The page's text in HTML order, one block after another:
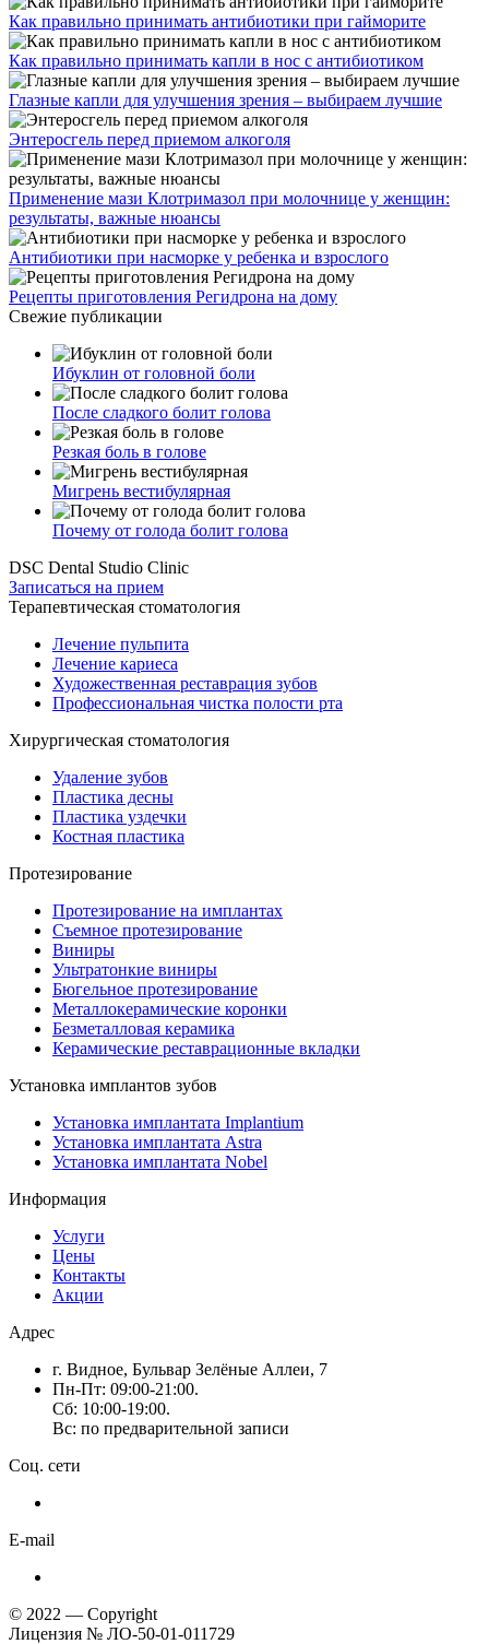
Как правильно принимать антибиотики при гайморите
Как правильно принимать капли в нос с антибиотиком
Глазные капли для улучшения зрения – выбираем лучшие
Энтеросгель перед приемом алкоголя
Применение мази Клотримазол при молочнице у женщин:
результаты, важные нюансы
Антибиотики при насморке у ребенка и взрослого
Рецепты приготовления Регидрона на дому
Свежие публикации
Ибуклин от головной боли
После сладкого болит голова
Резкая боль в голове
Мигрень вестибулярная
Почему от голода болит голова
DSC Dental Studio Clinic
Записаться на прием
Терапевтическая стоматология
Лечение пульпита
Лечение кариеса
Художественная реставрация зубов
Профессиональная чистка полости рта
Хирургическая стоматология
Удаление зубов
Пластика десны
Пластика уздечки
Костная пластика
Протезирование
Протезирование на имплантах
Съемное протезирование
Виниры
Ультратонкие виниры
Бюгельное протезирование
Металлокерамические коронки
Безметалловая керамика
Керамические реставрационные вкладки
Установка имплантов зубов
Установка имплантата Implantium
Установка имплантата Astra
Установка имплантата Nobel
Информация
Услуги
Цены
Контакты
Акции
Адрес
г. Видное, Бульвар Зелёные Аллеи, 7
Пн-Пт: 09:00-21:00.
Сб: 10:00-19:00.
Вс: по предварительной записи
Соц. сети
E-mail
© 2022 — Copyright
Лицензия № ЛО-50-01-011729